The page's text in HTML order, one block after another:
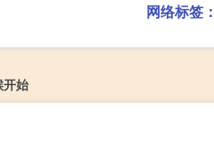
网络标签：
开始